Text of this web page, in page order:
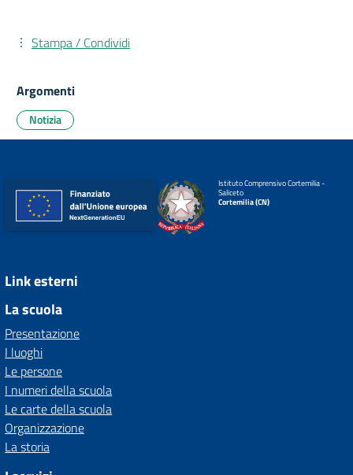
Stampa / Condividi
Argomenti
Notizia
Istituto Comprensivo Cortemilia -
Saliceto
Cortemilia (CN)
Link esterni
La scuola
Presentazione
I luoghi
Le persone
I numeri della scuola
Le carte della scuola
Organizzazione
La storia